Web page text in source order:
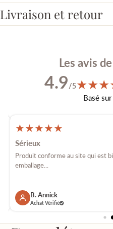
Livraison et retour
Les avis
4.9/5★★★
Basé
★★★★★
Sérieux
Produit conforme au site qui est
emballage...
B. Annick
Achat Vérifié